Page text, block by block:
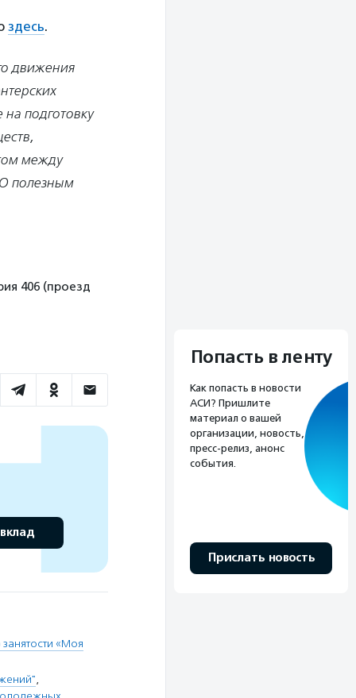
здесь.
движения
подготовку
между
полезным
406 (проезд
занятости «Моя
,
Попасть в ленту
Как попасть в новости
АСИ? Пришлите
материал о вашей
организации, новость,
пресс-релиз, анонс
события.
Прислать новость